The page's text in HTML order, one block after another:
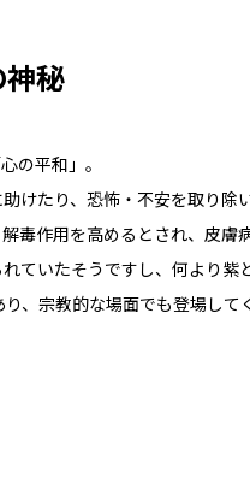
秘
の平和」。
けたり、恐怖・不安を取り除
毒作用を高めるとされ、皮膚
ていたそうですし、何より紫
、宗教的な場面でも登場して